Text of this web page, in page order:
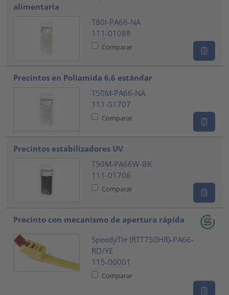
alimentaria
T80I-PA66-NA
111-01088
Comparar
Precintos en Poliamida 6.6 estándar
T50M-PA66-NA
111-01707
Comparar
Precintos estabilizadores UV
T50M-PA66W-BK
111-01706
Comparar
Precinto con mecanismo de apertura rápida
SpeedyTie (RTT750HR)-PA66-
RD/YE
115-00001
Comparar